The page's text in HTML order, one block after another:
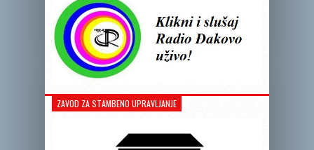
ZAVOD ZA STAMBENO UPRAVLJANJE